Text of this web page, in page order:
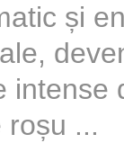
și
intense
roșu ...